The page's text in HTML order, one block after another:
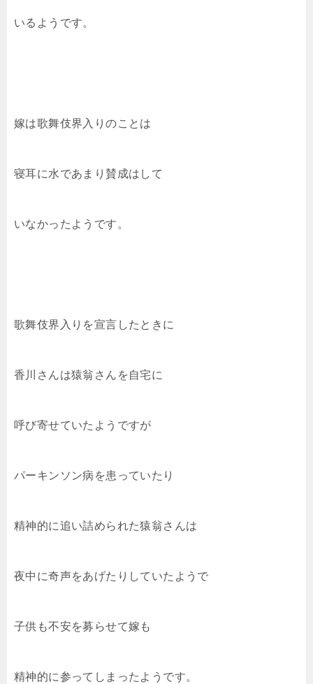
いるようです。
嫁は歌舞伎界入りのことは
寝耳に水であまり賛成はして
いなかったようです。
歌舞伎界入りを宣言したときに
香川さんは猿翁さんを自宅に
呼び寄せていたようですが
パーキンソン病を患っていたり
精神的に追い詰められた猿翁さんは
夜中に奇声をあげたりしていたようで
子供も不安を募らせて嫁も
精神的に参ってしまったようです。